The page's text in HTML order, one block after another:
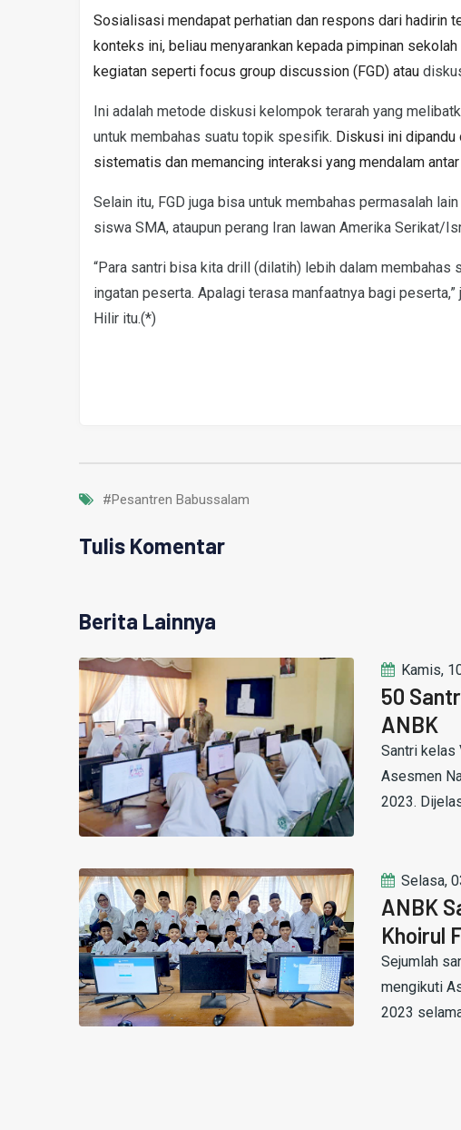
Sosialisasi mendapat perhatian dan respons dari hadirin
konteks ini, beliau menyarankan kepada pimpinan
kegiatan seperti focus group discussion (FGD) atau
Ini adalah metode diskusi kelompok terarah yang
untuk membahas suatu topik spesifik. Diskusi ini dipandu
sistematis dan memancing interaksi yang mendalam
Selain itu, FGD juga bisa untuk membahas permasalah
siswa SMA, ataupun perang Iran lawan Amerika Serikat/
“Para santri bisa kita drill (dilatih) lebih dalam
ingatan peserta. Apalagi terasa manfaatnya bagi
Hilir itu.(*)
#Pesantren Babussalam
Tulis Komentar
Berita Lainnya
Kamis,
50
ANBK
Santri kelas
Asesmen
2023.
Selasa,
ANBK
Khoirul
Sejumlah
mengikuti
2023